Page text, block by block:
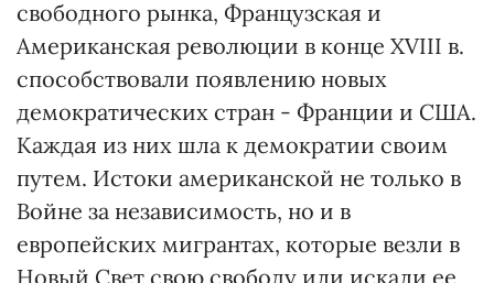
свободного рынка, Французская и
Американская революции в конце ХVІІІ в.
способствовали появлению новых
демократических стран - Франции и США.
Каждая из них шла к демократии своим
путем. Истоки американской не только в
Войне за независимость, но и в
европейских мигрантах, которые везли в
Новый Свет свою свободу или искали ее